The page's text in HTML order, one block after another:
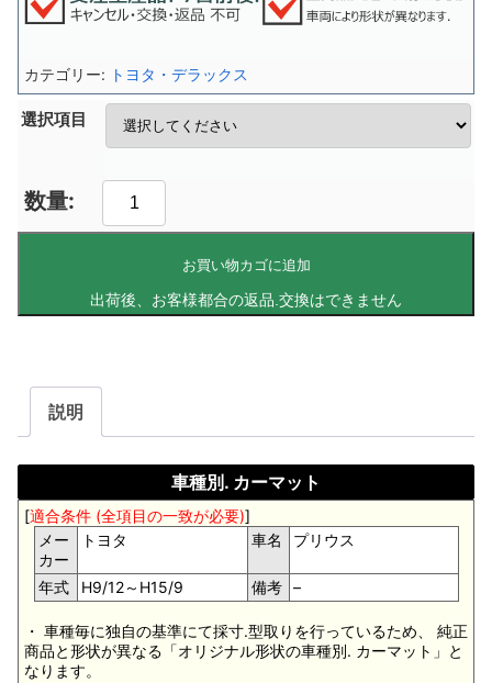
選択項目
お買い物カゴに追加
カテゴリー: トヨタ・デラックス
説明
車種別. カーマット
[適合条件 (全項目の一致が必要)]
メー
カー
トヨタ 車名 プリウス
年式 H9/12～H15/9 備考 –
・ 車種毎に独自の基準にて採寸.型取りを行っているため、 純正
商品と形状が異なる「オリジナル形状の車種別. カーマット」と
なります。